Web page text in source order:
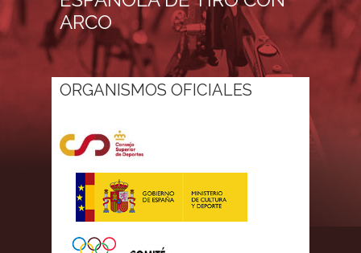
ARCO
ORGANISMOS OFICIALES